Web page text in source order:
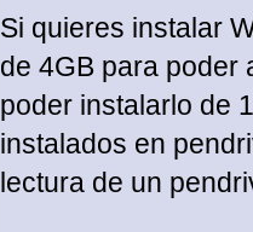
Si quieres instalar
de 4GB para poder
poder instalarlo de
instalados en
lectura de un